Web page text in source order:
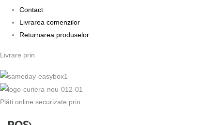
Contact
Livrarea comenzilor
Returnarea produselor
Livrare prin
Plăți online securizate prin